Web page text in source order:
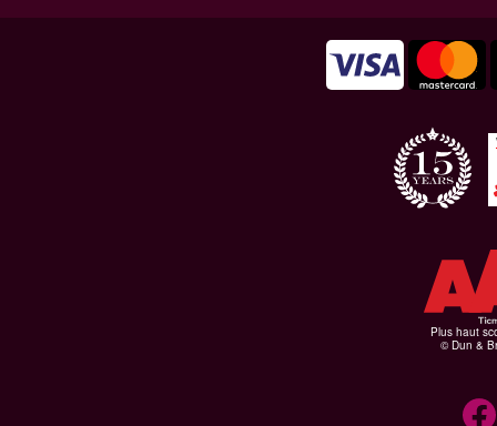
Plus haut
© Dun &